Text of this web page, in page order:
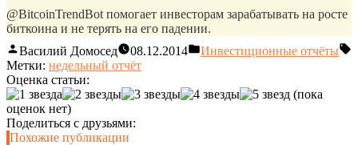
@BitcoinTrendBot помогает инвесторам зарабатывать на росте
биткоина и не терять на его падении.
Василий Домосед
08.12.2014
Инвестиционные отчёты
Метки: недельный отчёт
Оценка статьи:
(пока
оценок нет)
Поделиться с друзьями:
Похожие публикации